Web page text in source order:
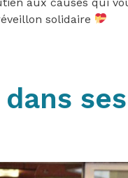
solidaire
ses